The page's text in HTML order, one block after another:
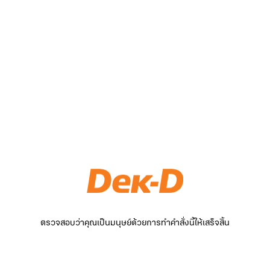
ตรวจสอบว่าคุณเป็นมนุษย์ด้วยการทำคำสั่งนี้ให้เสร็จสิ้น